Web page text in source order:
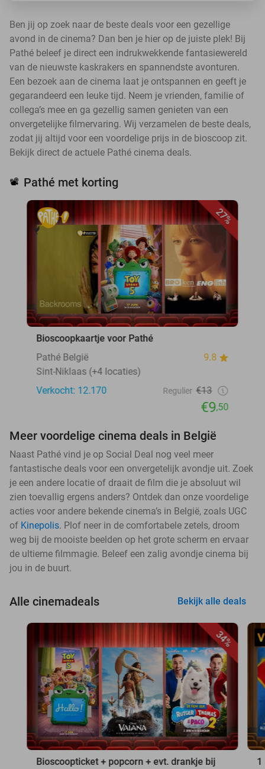
Ben jij op zoek naar de beste deals voor een gezellige
avond in de cinema? Dan ben je hier op de juiste plek! Bij
Pathé beleef je direct een indrukwekkende fantasiewereld
van de nieuwste kaskrakers en spannendste avonturen.
Een bezoek aan de cinema laat je ontspannen en geeft je
gegarandeerd een leuke tijd. Neem je vrienden, familie of
collega’s mee en ga gezellig samen genieten van een
onvergetelijke filmervaring. Wij verzamelen de beste deals,
zodat jij altijd voor een voordelige prijs in de bioscoop zit.
Bekijk direct de actuele Pathé cinema deals.
📽️ Pathé met korting
27%
Bioscoopkaartje voor Pathé
Pathé België
9.8
Sint-Niklaas (+4 locaties)
Verkocht: 12.170
Regulier €13
€9,50
Meer voordelige cinema deals in België
Naast Pathé vind je op Social Deal nog veel meer
fantastische deals voor een onvergetelijk avondje uit. Zoek
je een andere locatie of draait de film die je absoluut wil
zien toevallig ergens anders? Ontdek dan onze voordelige
acties voor andere bekende cinema’s in België, zoals UGC
of Kinepolis. Plof neer in de comfortabele zetels, droom
weg bij de mooiste beelden op het grote scherm en ervaar
de ultieme filmmagie. Beleef een zalig avondje cinema bij
jou in de buurt.
Alle cinemadeals Bekijk alle deals
34%
Bioscoopticket + popcorn + evt. drankje bij
1